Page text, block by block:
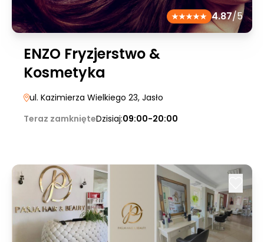
4.87/5
ENZO Fryzjerstwo &
Kosmetyka
ul. Kazimierza Wielkiego 23, Jasło
Teraz zamknięteDzisiaj:09:00-20:00